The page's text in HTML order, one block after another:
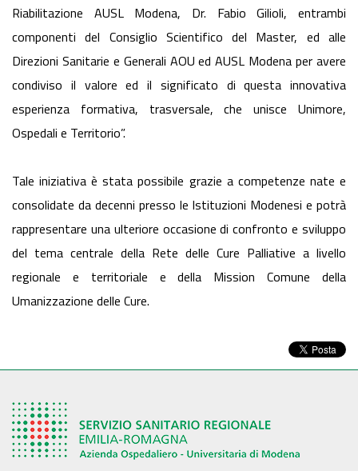
Riabilitazione AUSL Modena, Dr. Fabio Gilioli, entrambi
componenti del Consiglio Scientifico del Master, ed alle
Direzioni Sanitarie e Generali AOU ed AUSL Modena per avere
condiviso il valore ed il significato di questa innovativa
esperienza formativa, trasversale, che unisce Unimore,
Ospedali e Territorio”.
Tale iniziativa è stata possibile grazie a competenze nate e
consolidate da decenni presso le Istituzioni Modenesi e potrà
rappresentare una ulteriore occasione di confronto e sviluppo
del tema centrale della Rete delle Cure Palliative a livello
regionale e territoriale e della Mission Comune della
Umanizzazione delle Cure.